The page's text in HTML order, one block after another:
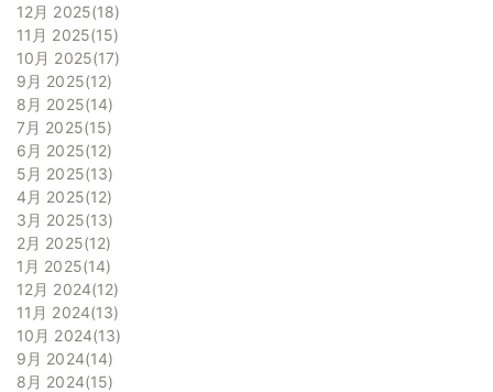
12月 2025 18
11月 2025 15
10月 2025 17
9月 2025 12
8月 2025 14
7月 2025 15
6月 2025 12
5月 2025 13
4月 2025 12
3月 2025 13
2月 2025 12
1月 2025 14
12月 2024 12
11月 2024 13
10月 2024 13
9月 2024 14
8月 2024 15